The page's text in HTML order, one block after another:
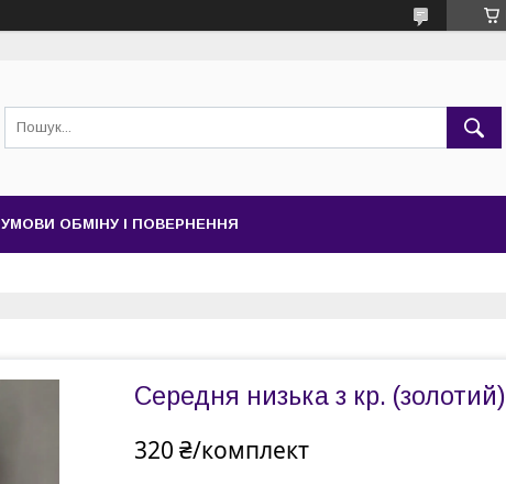
УМОВИ ОБМІНУ І ПОВЕРНЕННЯ
Середня низька з кр. (золотий)
320 ₴/комплект